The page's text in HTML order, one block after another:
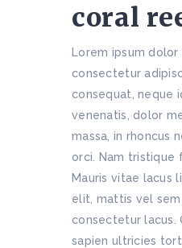
coral
Lorem ipsum dolor
consectetur
consequat, neque
venenatis, dolor
massa, in rhoncus
orci. Nam tristique
Mauris vitae lacus
elit, mattis vel sem
consectetur lacus.
sapien ultricies